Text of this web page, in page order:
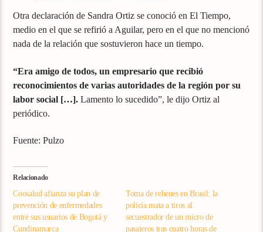
Otra declaración de Sandra Ortiz se conoció en El Tiempo,
medio en el que se refirió a Aguilar, pero en el que no mencionó
nada de la relación que sostuvieron hace un tiempo.
“Era amigo de todos, un empresario que recibió
reconocimientos de varias autoridades de la región por su
labor social […]. Lamento lo sucedido”, le dijo Ortiz al
periódico.
Fuente: Pulzo
Relacionado
Coosalud afianza su plan de
prevención de enfermedades
entre sus usuarios de Bogotá y
Cundinamarca
Toma de rehenes en Brasil: la
policía mata a tiros al
secuestrador de un micro de
pasajeros tras cuatro horas de